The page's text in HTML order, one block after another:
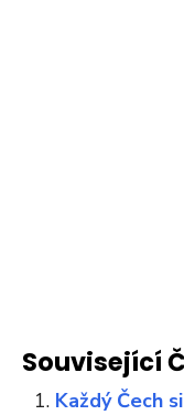
Související
Každý Čech